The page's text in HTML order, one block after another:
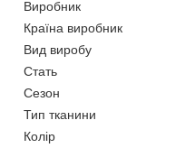
Виробник
Країна виробник
Вид виробу
Стать
Сезон
Тип тканини
Колір